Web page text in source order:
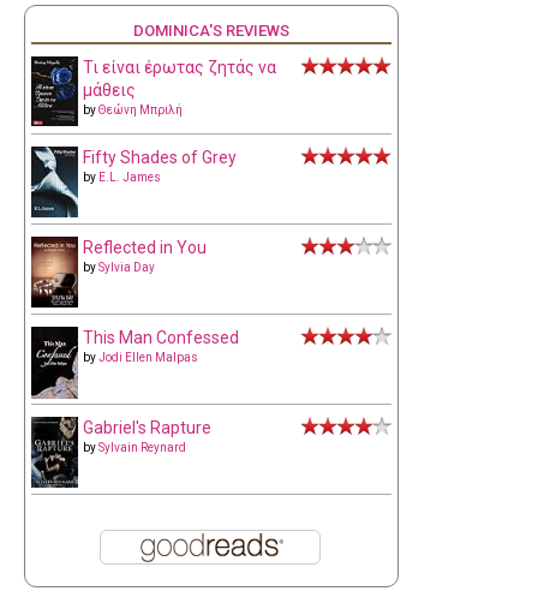
DOMINICA'S REVIEWS
Τι είναι έρωτας ζητάς να
μάθεις
byΘεώνη Μπριλή
Fifty Shades of Grey
by E.L. James
Reflected in You
bySylvia Day
This Man Confessed
byJodi Ellen Malpas
Gabriel's Rapture
bySylvain Reynard